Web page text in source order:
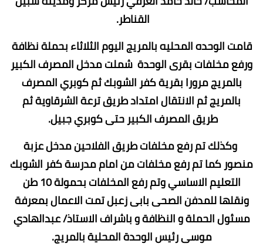
القناطر.
قامت الوحده المحليه بالمريج اليوم الثلاثاء بحملة نظافة
ورفع مخلفات بقرى الوحدة شملت مدخل المصرف الكبير
بالمريج مرورا بقرية كفر الشوبك ثم كوبري المصرف
بالمريج ثم الانتقال امتداد طريق ترعة الشرقاوية ثم
طريق المصرف الكبير حتى كوبري جبيل.
وكذلك تم رفع مخلفات طريق الفلاحين مدخل عزبة
منصور كما تم رفع مخلفات من امام مدرسة كفر الشوبك
التعليم الاساسي وتم رفع المخلفات بحمولة 10 طن
ونقلها للمدفن الصحى بابى زعبل تمت الاعمال بمعرفة
مسئول الحملة و النظافة و باشراف الاستاذ/ عبدالهادي
موسى رئيس الوحدة المحلية بالمريج.